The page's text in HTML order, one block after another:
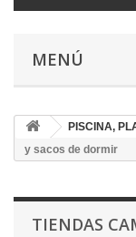
MENÚ
PISCINA,
y sacos de dormir
TIENDAS